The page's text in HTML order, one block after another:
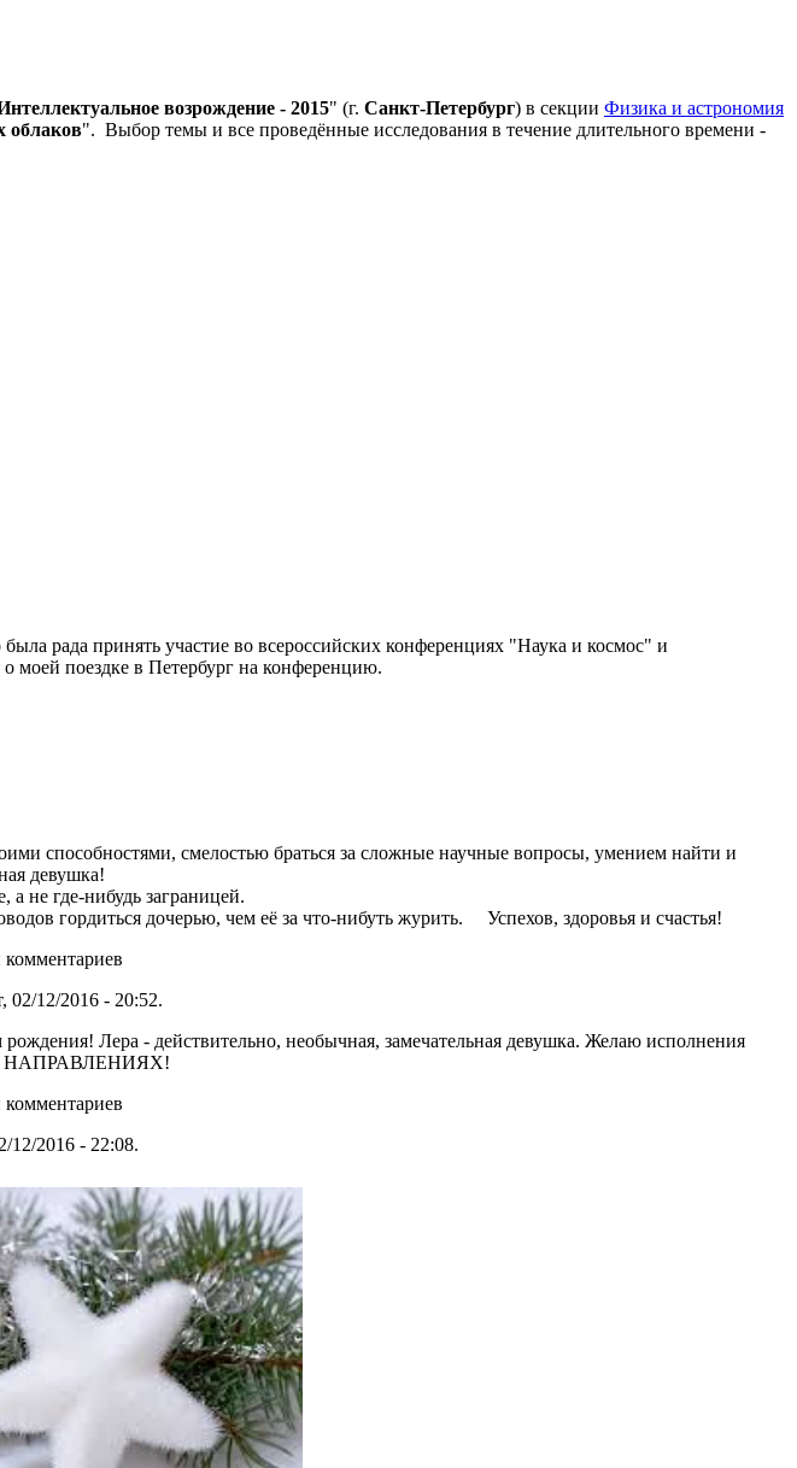
возрождение - 2015" (г. Санкт-Петербург) в секции Физика и астрономия
облаков". Выбор темы и все проведённые исследования в течение длительного времени -
рада принять участие во всероссийских конференциях "Наука и космос" и
о моей поездке в Петербург на конференцию.
способностями, смелостью браться за сложные научные вопросы, умением найти и
девушка!
не где-нибудь заграницей.
гордиться дочерью, чем её за что-нибуть журить. Успехов, здоровья и счастья!
комментариев
02/12/2016 - 20:52.
Лера - действительно, необычная, замечательная девушка. Желаю исполнения
НАПРАВЛЕНИЯХ!
комментариев
12/2016 - 22:08.